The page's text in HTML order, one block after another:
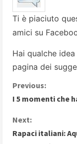
Ti è piaciuto
amici su
Hai qualche
pagina dei
C
n
Previous:
I 5 momenti che
Next:
Rapaci italiani: